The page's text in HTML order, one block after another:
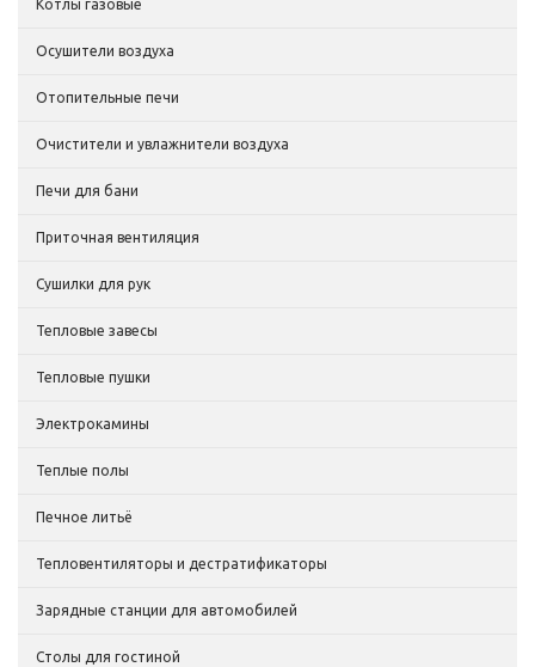
Котлы газовые
Осушители воздуха
Отопительные печи
Очистители и увлажнители воздуха
Печи для бани
Приточная вентиляция
Сушилки для рук
Тепловые завесы
Тепловые пушки
Электрокамины
Теплые полы
Печное литьё
Тепловентиляторы и дестратификаторы
Зарядные станции для автомобилей
Столы для гостиной